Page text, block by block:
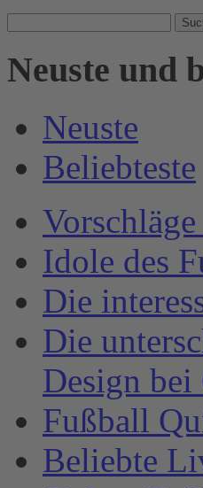
nach:
Neuste und
Neuste
Beliebteste
Idole des
Die
Die
Design
Fußball
Beliebte